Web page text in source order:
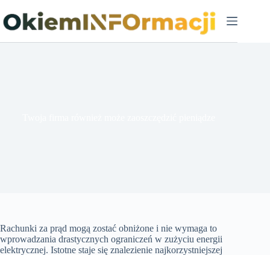
do
treści
Rachunki za prąd mogą zostać obniżone i nie wymaga to
wprowadzania drastycznych ograniczeń w zużyciu energii
elektrycznej. Istotne staje się znalezienie najkorzystniejszej